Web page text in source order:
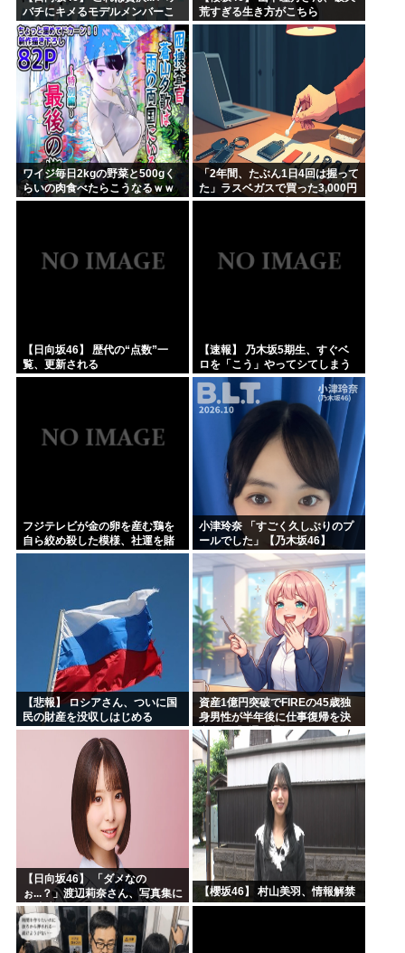
バチにキメるモデルメンバーこ
ちら
荒すぎる生き方がこちら
ワイジ毎日2kgの野菜と500gく
らいの肉食べたらこうなるｗｗ
ｗ
「2年間、たぶん1日4回は握って
た」ラスベガスで買った3,000円
のキーホルダーを調べたら
【日向坂46】 歴代の“点数”一
覧、更新される
【速報】 乃木坂5期生、すぐベ
ロを「こう」やってシてしまう
ｗｗｗｗｗｗ
フジテレビが金の卵を産む鶏を
自ら絞め殺した模様、社運を賭
けたドル箱コンテンツが御蔵入
小津玲奈 「すごく久しぶりのプ
ールでした」【乃木坂46】
【悲報】 ロシアさん、ついに国
民の財産を没収しはじめる
資産1億円突破でFIREの45歳独
身男性が半年後に仕事復帰を決
意した「1通の通知」
【日向坂46】 「ダメなの
ぉ...？」渡辺莉奈さん、写真集に
興味津々
【櫻坂46】 村山美羽、情報解禁